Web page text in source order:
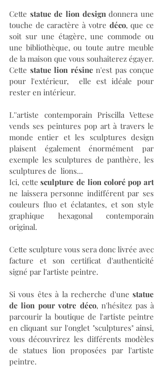
Cette statue de lion design donnera une
touche de caractère à votre déco, que ce
soit sur une étagère, une commode ou
une bibliothèque, ou toute autre meuble
Cette statue lion résine n'est pas conçue
pour l'extérieur,  elle est idéale pour
rester en intérieur.
L''artiste contemporain Priscilla Vettese
vends ses peintures pop art à travers le
monde entier et les sculptures design
plaisent également énormément par
exemple les sculptures de panthère, les
sculptures de  lions...
Ici, cette sculpture de lion coloré pop art
ne laissera personne indifférent par ses
couleurs fluo et éclatantes, et son style
graphique hexagonal contemporain
original.
Cette sculpture vous sera donc livrée avec
facture et son certificat d'authenticité
signé par l'artiste peintre.
Si vous êtes à la recherche d'une statue
de lion pour votre déco, n'hésitez pas à
parcourir la boutique de l'artiste peintre
en cliquant sur l'onglet "sculptures" ainsi,
vous découvrirez les différents modèles
de statues lion proposées par l'artiste
peintre.